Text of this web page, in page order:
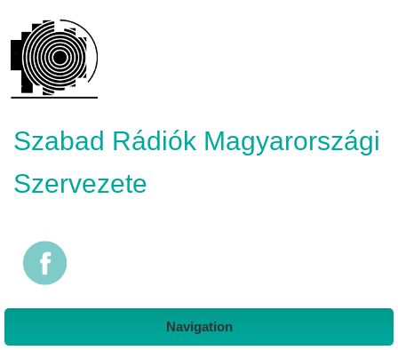
Szabad Rádiók Magyarországi
Szervezete
Navigation